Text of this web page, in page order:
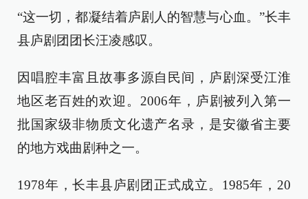
“这一切，都凝结着庐剧人的智慧与心血。”长丰
县庐剧团团长汪凌感叹。
因唱腔丰富且故事多源自民间，庐剧深受江淮
地区老百姓的欢迎。2006年，庐剧被列入第一
批国家级非物质文化遗产名录，是安徽省主要
的地方戏曲剧种之一。
1978年，长丰县庐剧团正式成立。1985年，20